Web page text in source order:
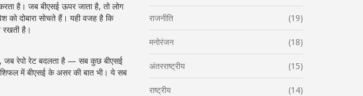
है। जब बीएसई ऊपर जाता है, तो लोग
को दोबारा सोचते हैं। यही वजह है कि
रखती है।
जब रेपो रेट बदलता है — सब कुछ बीएसई
में बीएसई के असर की बात भी। ये सब
राजनीति (19)
मनोरंजन (18)
अंतरराष्ट्रीय (15)
राष्ट्रीय (14)